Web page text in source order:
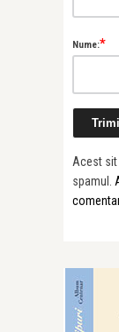
Nume:*
Acest
spamul.